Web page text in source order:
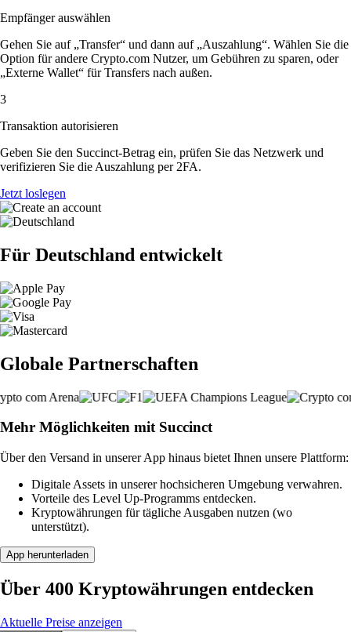
Empfänger auswählen
Gehen Sie auf „Transfer“ und dann auf „Auszahlung“. Wählen Sie die
Option für andere Crypto.com Nutzer, um Gebühren zu sparen, oder
„Externe Wallet“ für Transfers nach außen.
3
Transaktion autorisieren
Geben Sie den Succinct-Betrag ein, prüfen Sie das Netzwerk und
verifizieren Sie die Auszahlung per 2FA.
Jetzt loslegen
Für Deutschland entwickelt
Globale Partnerschaften
Mehr Möglichkeiten mit Succinct
Über den Versand in unserer App hinaus bietet Ihnen unsere Plattform:
Digitale Assets in unserer hochsicheren Umgebung verwahren.
Vorteile des Level Up-Programms entdecken.
Kryptowährungen für tägliche Ausgaben nutzen (wo
unterstützt).
App herunterladen
Über 400 Kryptowährungen entdecken
Aktuelle Preise anzeigen